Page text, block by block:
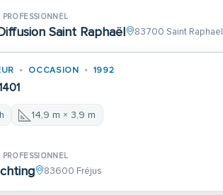
Saint Raphaël 83700 Saint Raphael
OCCASION 1992
14,9 m × 3,9 m
83600 Fréjus